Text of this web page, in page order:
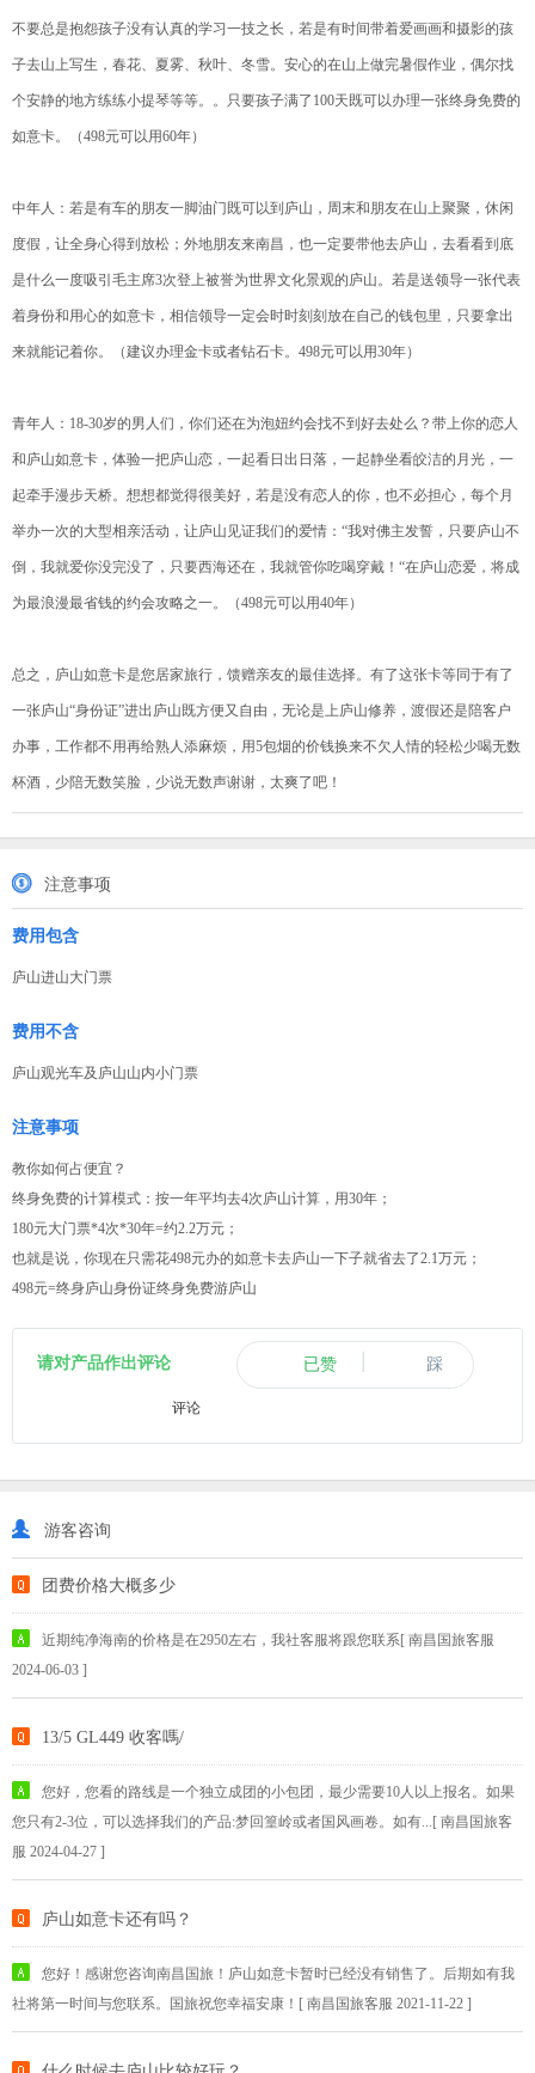
不要总是抱怨孩子没有认真的学习一技之长，若是有时间带着爱画画和摄影的孩
子去山上写生，春花、夏雾、秋叶、冬雪。安心的在山上做完暑假作业，偶尔找
个安静的地方练练小提琴等等。。只要孩子满了100天既可以办理一张终身免费的
如意卡。（498元可以用60年）
中年人：若是有车的朋友一脚油门既可以到庐山，周末和朋友在山上聚聚，休闲
度假，让全身心得到放松；外地朋友来南昌，也一定要带他去庐山，去看看到底
是什么一度吸引毛主席3次登上被誉为世界文化景观的庐山。若是送领导一张代表
着身份和用心的如意卡，相信领导一定会时时刻刻放在自己的钱包里，只要拿出
来就能记着你。（建议办理金卡或者钻石卡。498元可以用30年）
青年人：18-30岁的男人们，你们还在为泡妞约会找不到好去处么？带上你的恋人
和庐山如意卡，体验一把庐山恋，一起看日出日落，一起静坐看皎洁的月光，一
起牵手漫步天桥。想想都觉得很美好，若是没有恋人的你，也不必担心，每个月
举办一次的大型相亲活动，让庐山见证我们的爱情：“我对佛主发誓，只要庐山不
倒，我就爱你没完没了，只要西海还在，我就管你吃喝穿戴！“在庐山恋爱，将成
为最浪漫最省钱的约会攻略之一。（498元可以用40年）
总之，庐山如意卡是您居家旅行，馈赠亲友的最佳选择。有了这张卡等同于有了
一张庐山“身份证”进出庐山既方便又自由，无论是上庐山修养，渡假还是陪客户
办事，工作都不用再给熟人添麻烦，用5包烟的价钱换来不欠人情的轻松少喝无数
杯酒，少陪无数笑脸，少说无数声谢谢，太爽了吧！
注意事项
费用包含
庐山进山大门票
费用不含
庐山观光车及庐山山内小门票
注意事项
教你如何占便宜？
终身免费的计算模式：按一年平均去4次庐山计算，用30年；
180元大门票*4次*30年=约2.2万元；
也就是说，你现在只需花498元办的如意卡去庐山一下子就省去了2.1万元；
498元=终身庐山身份证终身免费游庐山
请对产品作出评论 已赞 踩
评论
游客咨询
团费价格大概多少
近期纯净海南的价格是在2950左右，我社客服将跟您联系[ 南昌国旅客服
2024-06-03 ]
13/5 GL449 收客嗎/
您好，您看的路线是一个独立成团的小包团，最少需要10人以上报名。如果
您只有2-3位，可以选择我们的产品:梦回篁岭或者国风画卷。如有...[ 南昌国旅客
服 2024-04-27 ]
庐山如意卡还有吗？
您好！感谢您咨询南昌国旅！庐山如意卡暂时已经没有销售了。后期如有我
社将第一时间与您联系。国旅祝您幸福安康！[ 南昌国旅客服 2021-11-22 ]